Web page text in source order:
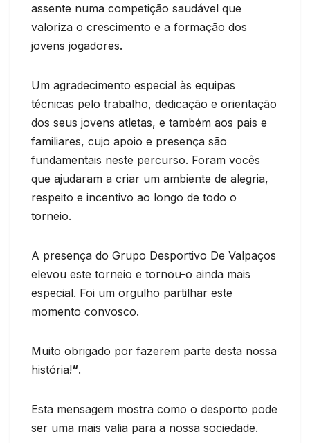
assente numa competição saudável que
valoriza o crescimento e a formação dos
jovens jogadores.
Um agradecimento especial às equipas
técnicas pelo trabalho, dedicação e orientação
dos seus jovens atletas, e também aos pais e
familiares, cujo apoio e presença são
fundamentais neste percurso. Foram vocês
que ajudaram a criar um ambiente de alegria,
respeito e incentivo ao longo de todo o
torneio.
A presença do Grupo Desportivo De Valpaços
elevou este torneio e tornou-o ainda mais
especial. Foi um orgulho partilhar este
momento convosco.
Muito obrigado por fazerem parte desta nossa
história!“.
Esta mensagem mostra como o desporto pode
ser uma mais valia para a nossa sociedade.